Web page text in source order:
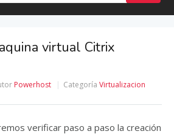
virtual Citrix
Powerhost Categoría Virtualizacion
verificar paso a paso la creación